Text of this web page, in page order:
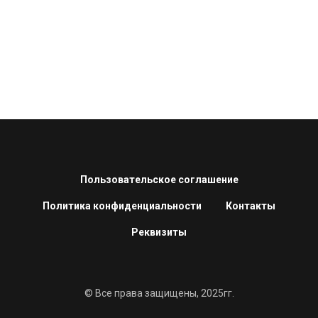
Пользовательское соглашение
Политика конфиденциальности Контакты
Реквизиты
© Все права защищены, 2025гг.